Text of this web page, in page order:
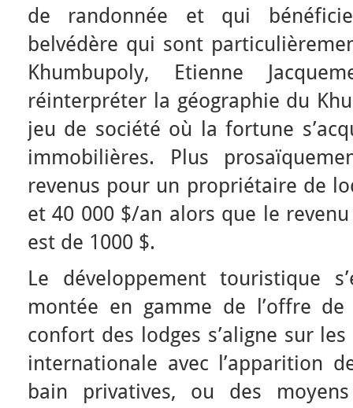
de randonnée et qui
belvédère qui sont
Khumbupoly, Etienne
réinterpréter la géographie du
jeu de société où la fortune
immobilières. Plus
revenus pour un propriétaire de
et 40 000 $/an alors que le
est de 1000 $.
Le développement touristique
montée en gamme de l’offre de
confort des lodges s’aligne sur
internationale avec l’apparition
bain privatives, ou des